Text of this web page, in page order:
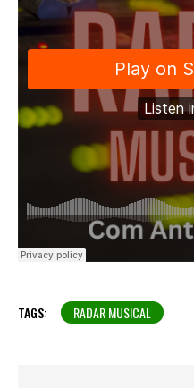
TAGS: RADAR MUSICAL